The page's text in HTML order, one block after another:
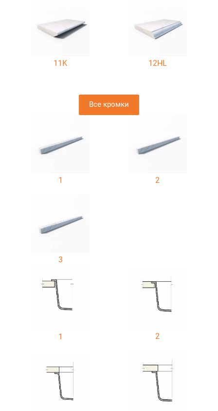
11K 12HL
Все кромки
1 2
3
1 2